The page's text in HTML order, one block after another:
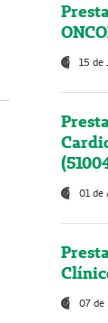
15 de
01 de
07 de